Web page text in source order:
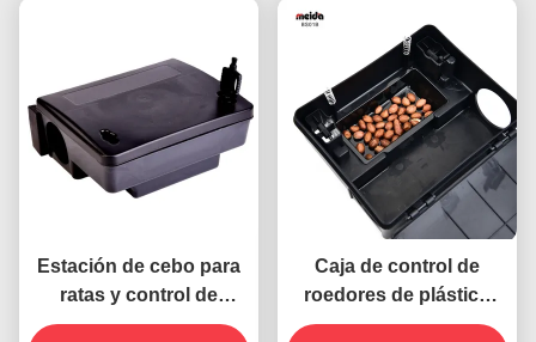
Estación de cebo para
ratas y control de
plagas Puerta de
Caja de control de
roedores de plástico
ecológico para la